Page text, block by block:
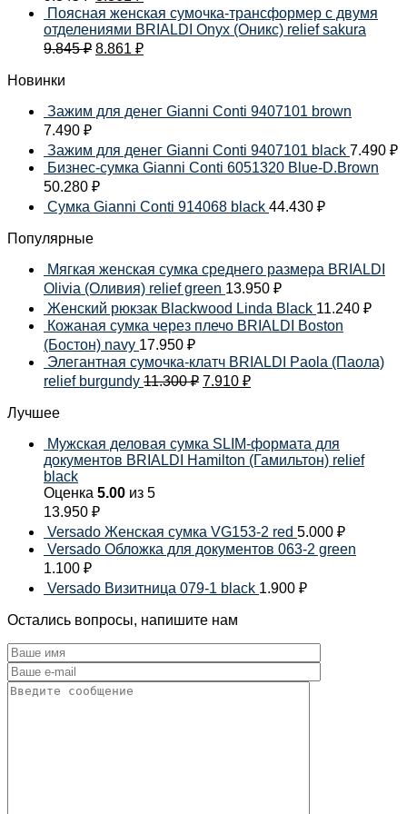
Поясная женская сумочка-трансформер с двумя
отделениями BRIALDI Onyx (Оникс) relief sakura
9.845₽ 8.861 ₽
Новинки
Зажим для денег Gianni Conti 9407101 brown
7.490 ₽
Зажим для денег Gianni Conti 9407101 black 7.490 ₽
Бизнес-сумка Gianni Conti 6051320 Blue-D.Brown
50.280 ₽
Сумка Gianni Conti 914068 black 44.430 ₽
Популярные
Мягкая женская сумка среднего размера BRIALDI
Olivia (Оливия) relief green 13.950 ₽
Женский рюкзак Blackwood Linda Black 11.240 ₽
Кожаная сумка через плечо BRIALDI Boston
(Бостон) navy 17.950 ₽
Элегантная сумочка-клатч BRIALDI Paola (Паола)
relief burgundy 11.300₽ 7.910 ₽
Лучшее
Мужская деловая сумка SLIM-формата для
документов BRIALDI Hamilton (Гамильтон) relief
black
Оценка 5.00 из 5
13.950 ₽
Versado Женская сумка VG153-2 red 5.000 ₽
Versado Обложка для документов 063-2 green
1.100 ₽
Versado Визитница 079-1 black 1.900 ₽
Остались вопросы, напишите нам